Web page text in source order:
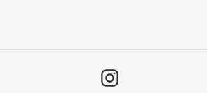
Instagram